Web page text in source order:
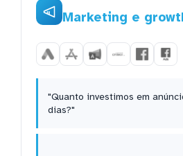
Marketing e
"Quanto investimos em
dias?"